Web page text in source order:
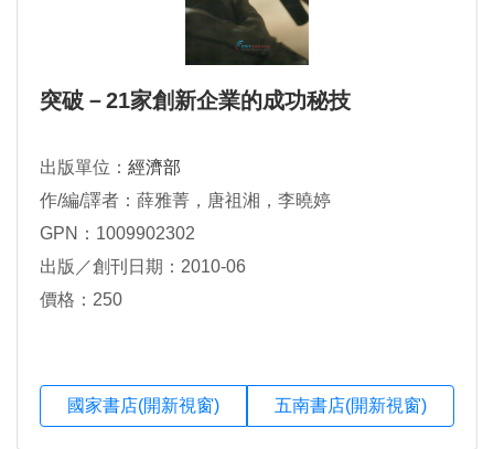
突破－21家創新企業的成功秘技
出版單位： 經濟部
作/編/譯者：薛雅菁，唐祖湘，李曉婷
GPN：1009902302
出版／創刊日期：2010-06
價格：250
國家書店(開新視窗) 五南書店(開新視窗)